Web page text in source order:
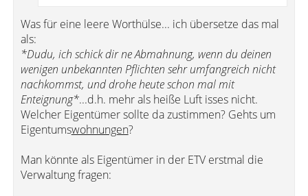
Was für eine leere Worthülse... ich übersetze das mal
als:
*Dudu, ich schick dir ne Abmahnung, wenn du deinen
wenigen unbekannten Pflichten sehr umfangreich nicht
nachkommst, und drohe heute schon mal mit
Enteignung*...d.h. mehr als heiße Luft isses nicht.
Welcher Eigentümer sollte da zustimmen? Gehts um
Eigentumswohnungen?
Man könnte als Eigentümer in der ETV erstmal die
Verwaltung fragen: